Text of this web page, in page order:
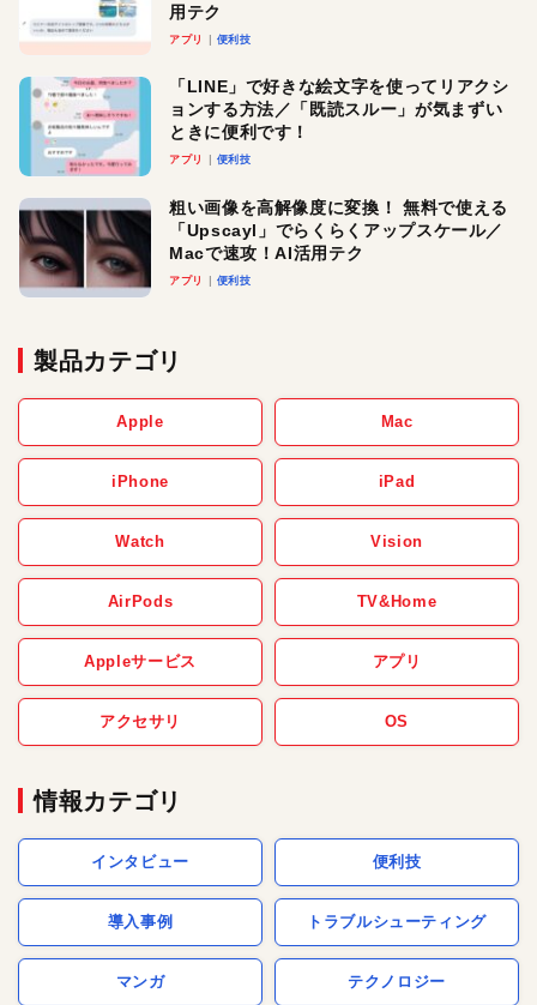
用テク
アプリ 便利技
「LINE」で好きな絵文字を使ってリアクシ
ョンする方法／「既読スルー」が気まずい
ときに便利です！
アプリ 便利技
粗い画像を高解像度に変換！ 無料で使える
「Upscayl」でらくらくアップスケール／
Macで速攻！AI活用テク
アプリ 便利技
製品カテゴリ
Apple Mac
iPhone iPad
Watch Vision
AirPods TV&Home
Appleサービス アプリ
アクセサリ OS
情報カテゴリ
インタビュー 便利技
導入事例 トラブルシューティング
マンガ テクノロジー